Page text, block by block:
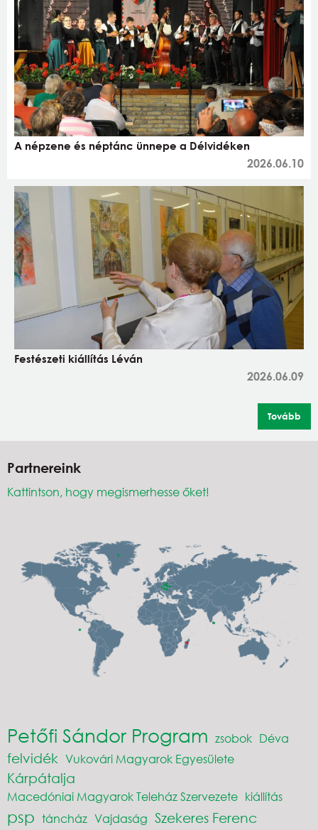
A népzene és néptánc ünnepe a Délvidéken
2026.06.10
Festészeti kiállítás Léván
2026.06.09
Tovább
Partnereink
Kattintson, hogy megismerhesse őket!
Petőfi Sándor Program zsobok Déva
felvidék Vukovári Magyarok Egyesülete
Kárpátalja
Macedóniai Magyarok Teleház Szervezete kiállítás
psp táncház Vajdaság Szekeres Ferenc